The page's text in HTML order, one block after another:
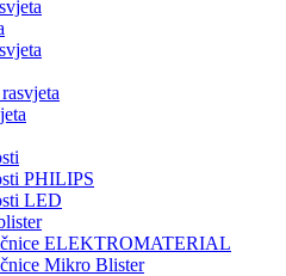
PHILIPS
LED
ELEKTROMATERIAL
Mikro Blister